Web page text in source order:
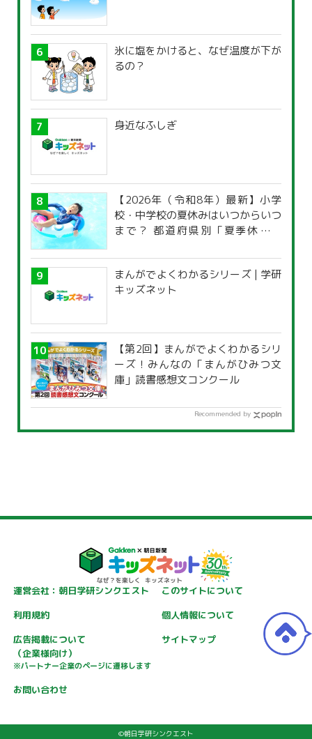
氷に塩をかけると、なぜ温度が下が
るの？
身近なふしぎ
【2026年（令和8年）最新】小学
校・中学校の夏休みはいつからいつ
まで？ 都道府県別「夏季休暇一
まんがでよくわかるシリーズ | 学研
キッズネット
【第2回】まんがでよくわかるシリ
ーズ！みんなの「まんがひみつ文
庫」読書感想文コンクール
Recommended by
運営会社：朝日学研シンクエスト
このサイトについて
利用規約
個人情報について
広告掲載について
（企業様向け）
※パートナー企業のページに遷移します
サイトマップ
お問い合わせ
©朝日学研シンクエスト